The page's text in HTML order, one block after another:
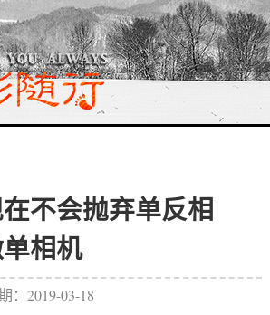
不会抛弃单反相
相机
： 2019-03-18